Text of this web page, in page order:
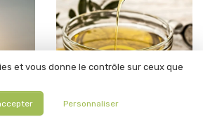
et vous donne le contrôle sur ceux que
Personnaliser